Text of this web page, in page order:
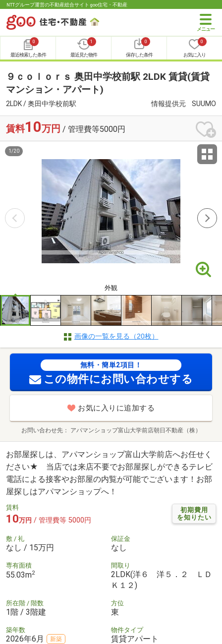
NTTグループ運営の不動産総合サイト goo住宅・不動産
0
最近検索した条件
1
最近見た物件
0
保存した条件
0
お気に入り
９ｃｏｌｏｒｓ 奥田中学校前駅 2LDK 賃貸(賃貸
マンション・アパート)
2LDK / 奥田中学校前駅 情報提供元 SUUMO
賃料10万円 / 管理費等5000円
外観
1 /20
画像の一覧を見る（20枚）
無料・簡単2項目！
この物件にお問い合わせする
お気に入りに追加する
お問い合わせ先 アパマンショップ富山大学前店朝日不動産（株）
お部屋探しは、アパマンショップ富山大学前店へお任せく
ださい★ 当店では来店不要でお部屋探しができるテレビ
電話による接客やお部屋の内覧が可能でございます！お部
屋探しはアパマンショップへ！
初期費用
を知りたい
賃料
10万円 / 管理費等 5000円
敷 / 礼
なし / 15万円
保証金
なし
専有面積
55.03m2
間取り
2LDK(洋６ 洋５．２ ＬＤ
Ｋ１２)
所在階 / 階数
1階 / 3階建
方位
東
築年数
2026年6月 新築
物件タイプ
賃貸アパート